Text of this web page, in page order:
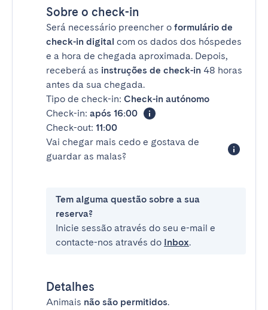
Sobre o check-in
Será necessário preencher o formulário de
check-in digital com os dados dos hóspedes
e a hora de chegada aproximada. Depois,
receberá as instruções de check-in 48 horas
antes da sua chegada.
Tipo de check-in: Check-in autónomo
Check-in: após 16:00
Check-out: 11:00
Vai chegar mais cedo e gostava de
guardar as malas?
Tem alguma questão sobre a sua
reserva?
Inicie sessão através do seu e-mail e
contacte-nos através do Inbox.
Detalhes
Animais não são permitidos.